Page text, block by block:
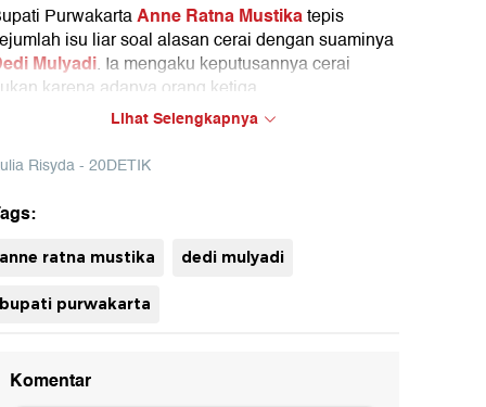
PurwakartaAnne Ratna Mustikatepis
isu liar soal alasan cerai dengan suaminya
Mulyadi. Ia mengaku keputusannya cerai
karena adanya orang ketiga.
Lihat Selengkapnya
Risyda - 20DETIK
anne ratna mustika dedi mulyadi
bupati purwakarta